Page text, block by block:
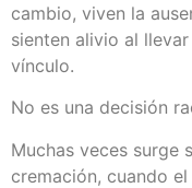
cambio, viven la
sienten alivio al
vínculo.
No es una decisión
Muchas veces surge
cremación, cuando